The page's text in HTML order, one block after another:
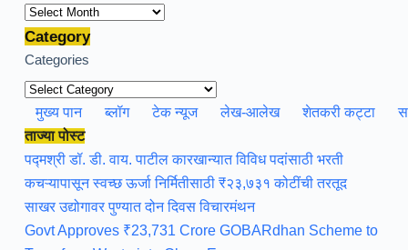
Archives
Category
Categories
मुख्य पान ब्लॉग टेक न्यूज लेख-आलेख शेतकरी कट्टा
ताज्या पोस्ट
पद्मश्री डॉ. डी. वाय. पाटील कारखान्यात विविध पदांसाठी भरती
कचऱ्यापासून स्वच्छ ऊर्जा निर्मितीसाठी ₹२३,७३१ कोटींची तरतूद
साखर उद्योगावर पुण्यात दोन दिवस विचारमंथन
Govt Approves ₹23,731 Crore GOBARdhan Scheme to